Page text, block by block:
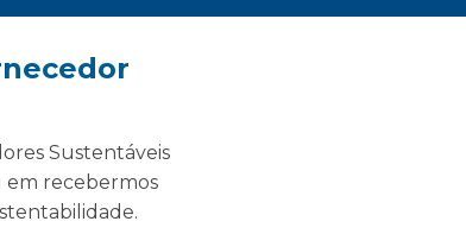
Sustentáveis
em recebermos